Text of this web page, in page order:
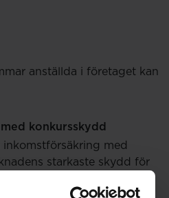
anställda i företaget kan
konkursskydd
med
starkaste skydd för